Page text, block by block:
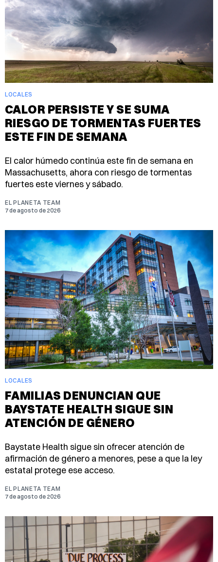
LOCALES
CALOR PERSISTE Y SE SUMA
RIESGO DE TORMENTAS FUERTES
ESTE FIN DE SEMANA
El calor húmedo continúa este fin de semana en
Massachusetts, ahora con riesgo de tormentas
fuertes este viernes y sábado.
EL PLANETA TEAM
7 de agosto de 2026
LOCALES
FAMILIAS DENUNCIAN QUE
BAYSTATE HEALTH SIGUE SIN
ATENCIÓN DE GÉNERO
Baystate Health sigue sin ofrecer atención de
afirmación de género a menores, pese a que la ley
estatal protege ese acceso.
EL PLANETA TEAM
7 de agosto de 2026